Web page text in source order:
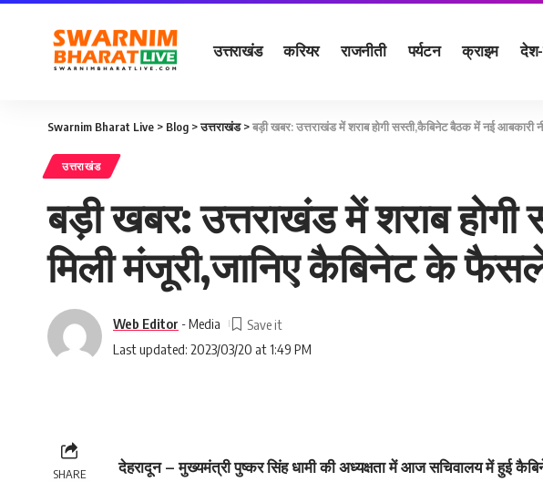
उत्तराखंड करियर राजनीती पर्यटन क्राइम
Swarnim Bharat Live > Blog >उत्तराखंड>बड़ी खबर: उत्तराखंड में शराब होगी सस्ती,कैबिनेट बैठक में नई आबकारी
उत्तराखंड
बड़ी खबर: उत्तराखंड में शराब
मिली मंजूरी,जानिए कैबिनेट के
Last updated: 2023/03/20 at 1:49 PM
Web Editor - Media
SHARE देहरादून– मुख्यमंत्री पुष्कर सिंह धामी की अध्यक्षता में आज सचिवालय में हुई